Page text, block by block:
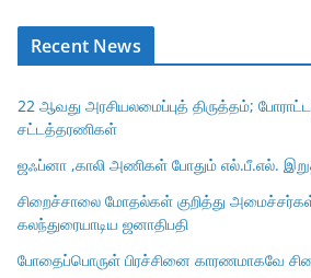
Recent News
22 ஆவது அரசியலமைப்புத் திருத்தம்;
சட்டத்தரணிகள்
ஜஃப்னா ,காலி அணிகள் போதும் எல்.பீ.எல்.
சிறைச்சாலை மோதல்கள் குறித்து
கலந்துரையாடிய ஜனாதிபதி
போதைப்பொருள் பிரச்சினை காரணமாகவே